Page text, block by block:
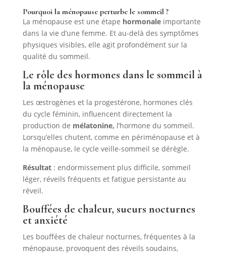
Pourquoi la ménopause perturbe le sommeil ?
La ménopause est une étape hormonaleimportante
dans la vie d’une femme. Et au-delà des symptômes
physiques visibles, elle agit profondément sur la
qualité du sommeil.
Le rôle des hormones dans le sommeil à
la ménopause
Les œstrogènes et la progestérone, hormones clés
du cycle féminin, influencent directement la
production de mélatonine, l’hormone du sommeil.
Lorsqu’elles chutent, comme en périménopause et à
la ménopause, le cycle veille-sommeil se dérègle.
Résultat: endormissement plus difficile, sommeil
léger, réveils fréquents et fatigue persistante au
réveil.
Bouffées de chaleur, sueurs nocturnes
et anxiété
Les bouffées de chaleur nocturnes, fréquentes à la
ménopause, provoquent des réveils soudains,